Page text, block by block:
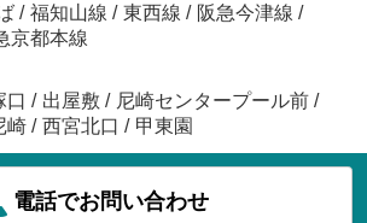
/ 福知山線 / 東西線 / 阪急今津線 /
京都本線
口 / 出屋敷 / 尼崎センタープール前 /
崎 / 西宮北口 / 甲東園
電話でお問い合わせ